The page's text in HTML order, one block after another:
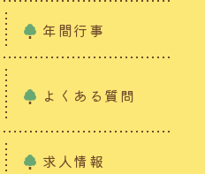
年間行事
よくある質問
求人情報